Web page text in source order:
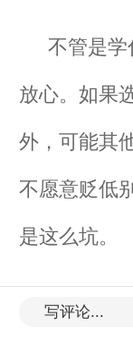
不管是学
放心。如果
外，可能其
不愿意贬低
是这么坑。
写评论...